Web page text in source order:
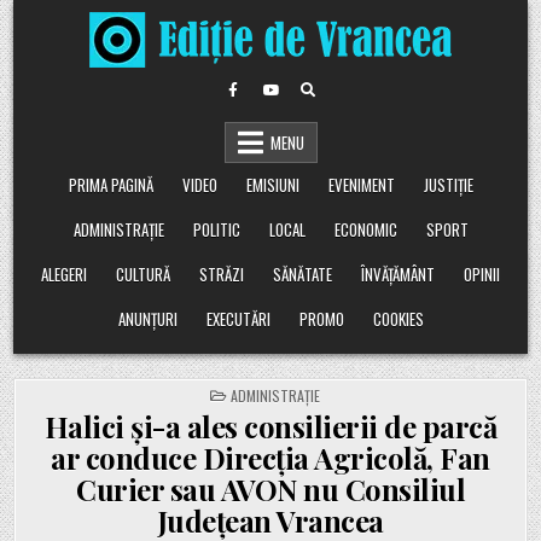
Skip
to
content
MENU
PRIMA PAGINĂ
VIDEO EMISIUNI EVENIMENT
JUSTIȚIE
ADMINISTRAȚIE
POLITIC LOCAL ECONOMIC
SPORT
ALEGERI
CULTURĂ STRĂZI SĂNĂTATE ÎNVĂȚĂMÂNT
OPINII
ANUNȚURI
EXECUTĂRI PROMO COOKIES
POSTED
IN
ADMINISTRAȚIE
Halici și-a ales consilierii de parcă
ar conduce Direcția Agricolă, Fan
Curier sau AVON nu Consiliul
Județean Vrancea